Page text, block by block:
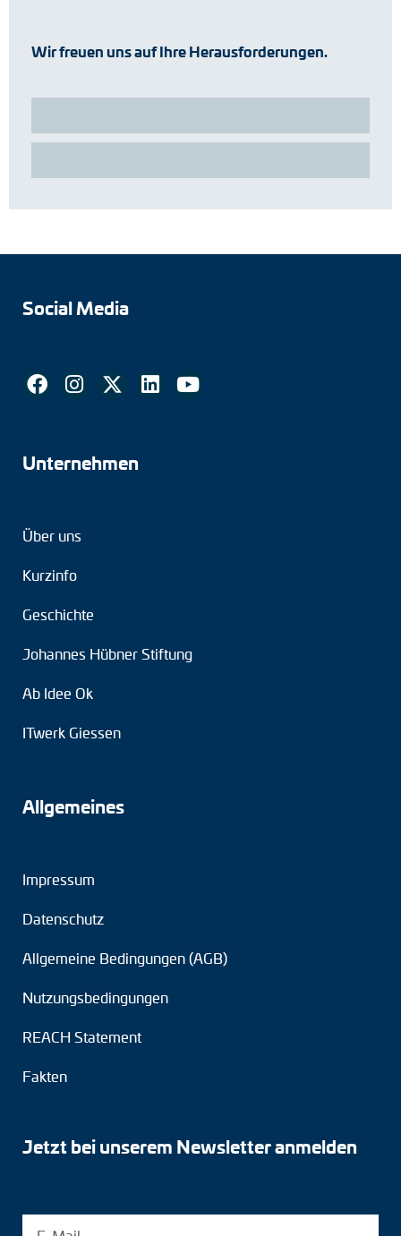
Wir freuen uns auf Ihre Herausforderungen.
Social Media
Unternehmen
Über uns
Kurzinfo
Geschichte
Johannes Hübner Stiftung
Ab Idee Ok
ITwerk Giessen
Allgemeines
Impressum
Datenschutz
Allgemeine Bedingungen (AGB)
Nutzungsbedingungen
REACH Statement
Fakten
Jetzt bei unserem Newsletter anmelden